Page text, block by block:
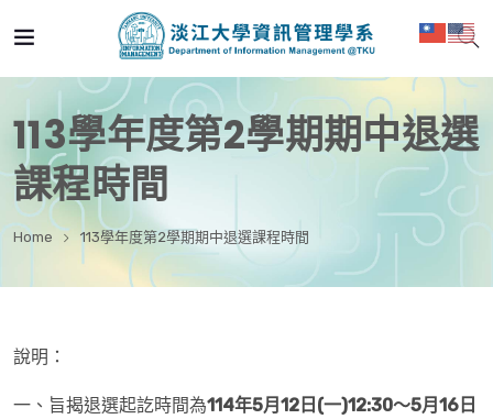
113學年度第2學期期中退選
課程時間
Home 113學年度第2學期期中退選課程時間
說明：
一、旨揭退選起訖時間為114年5月 12 日 (一)12:30～5月 16 日